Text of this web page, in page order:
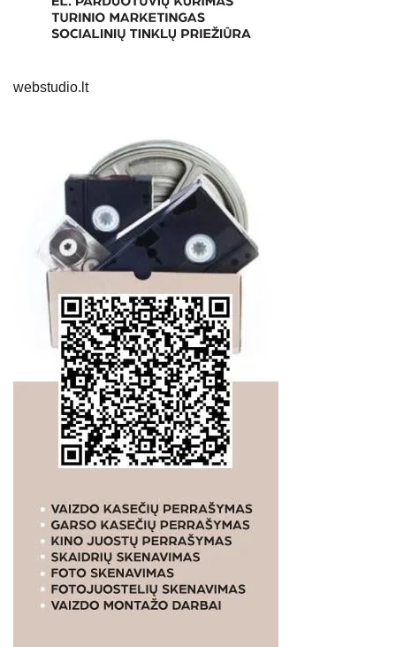
webstudio.lt